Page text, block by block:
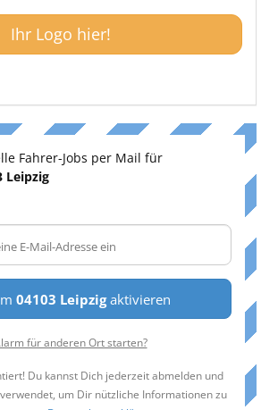
Ihr Logo hier!
Fahrer-Jobs per Mail für
Leipzig
04103 Leipzigaktivieren
für anderen Ort starten?
Du kannst Dich jederzeit abmelden und
um Dir nützliche Informationen zu